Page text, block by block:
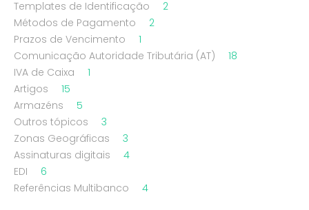
Templates de Identificação
2
Métodos de Pagamento
2
Prazos de Vencimento
1
Comunicação Autoridade Tributária (AT)
18
IVA de Caixa
1
Artigos
15
Armazéns
5
Outros tópicos
3
Zonas Geográficas
3
Assinaturas digitais
4
EDI
6
Referências Multibanco
4